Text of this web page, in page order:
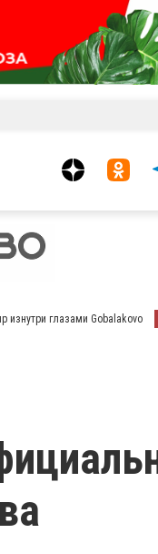
изнутри глазами Gobalakovo